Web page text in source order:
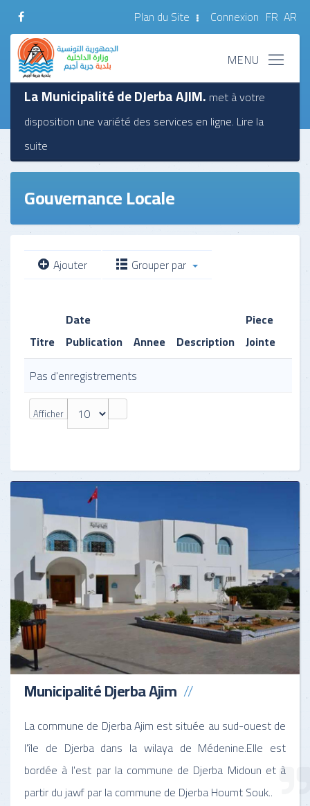
FR AR
Plan du Site Connexion
La Municipalité de DJerba AJIM. met à votre
disposition une variété des services en ligne. Lire la
suite
Gouvernance Locale
Ajouter Grouper par
Titre
Date
Publication Annee Description
Piece
Jointe
Afficher
Pas d'enregistrements
Municipalité Djerba Ajim
La commune de Djerba Ajim est située au sud-ouest de
l'île de Djerba dans la wilaya de Médenine.Elle est
bordée à l'est par la commune de Djerba Midoun et à
partir du jawf par la commune de Djerba Houmt Souk..